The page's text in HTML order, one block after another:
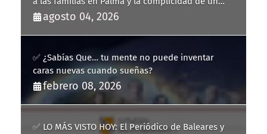
fracaso heredado
agosto 04, 2026
✅ ¿Sabías Que… tu mente no puede inventar
caras nuevas cuando sueñas?
febrero 08, 2026
✅ LO MÁS VISTO HOY: El Periódico de Baleares y